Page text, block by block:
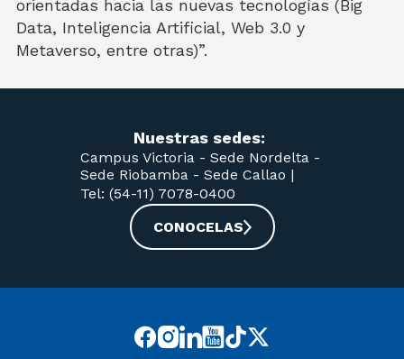
orientadas hacia las nuevas tecnologías (Big
Data, Inteligencia Artificial, Web 3.0 y
Metaverso, entre otras)”.
Nuestras sedes:
Campus Victoria - Sede Nordelta -
Sede Riobamba - Sede Callao |
Tel: (54-11) 7078-0400
CONOCELAS